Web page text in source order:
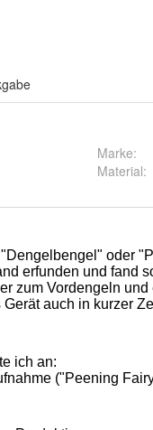
Marke:
Material: